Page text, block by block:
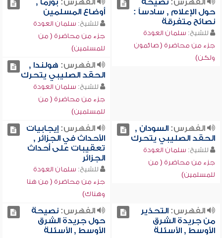
الفهرس:نصيحة
حول الإعلام , سادساً :
نصائح متفرقة
للشيخ: سلمان العودة
جزء من محاضرة ( صائمون
ولكن)
الفهرس: بورما ,
أوضاع المسلمين
للشيخ: سلمان العودة
جزء من محاضرة ( من
للمسلمين)
الفهرس: هولندا ,
الحقد الصليبي يتحرك
للشيخ: سلمان العودة
جزء من محاضرة ( من
للمسلمين)
الفهرس:السودان ,
الحقد الصليبي يتحرك
للشيخ: سلمان العودة
جزء من محاضرة ( من
للمسلمين)
الفهرس:إيجابيات
الأحداث في الجزائر ,
تعقيبات على أحداث
الجزائر
للشيخ: سلمان العودة
جزء من محاضرة ( من هنا
وهناك)
الفهرس:التحذير
من جريدة الشرق
الأوسط , الأسئلة
الفهرس:نصيحة
حول جريدة الشرق
الأوسط , الأسئلة